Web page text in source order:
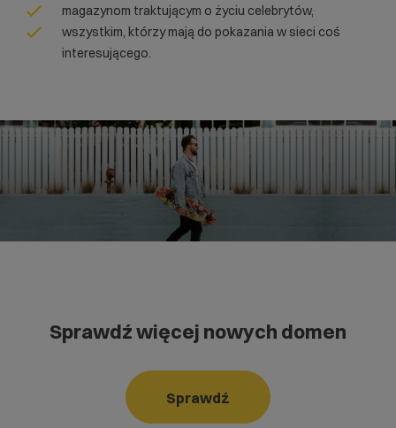
magazynom traktującym o życiu celebrytów,
wszystkim, którzy mają do pokazania w sieci coś
interesującego.
Sprawdź więcej nowych domen
Sprawdź